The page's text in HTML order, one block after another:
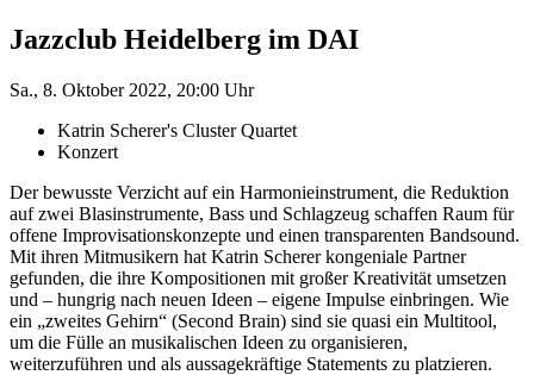
Jazzclub Heidelberg im DAI
Sa., 8. Oktober 2022, 20:00 Uhr
Katrin Scherer's Cluster Quartet
Konzert
Der bewusste Verzicht auf ein Harmonieinstrument, die Reduktion
auf zwei Blasinstrumente, Bass und Schlagzeug schaffen Raum für
offene Improvisationskonzepte und einen transparenten Bandsound.
Mit ihren Mitmusikern hat Katrin Scherer kongeniale Partner
gefunden, die ihre Kompositionen mit großer Kreativität umsetzen
und – hungrig nach neuen Ideen – eigene Impulse einbringen. Wie
ein „zweites Gehirn“ (Second Brain) sind sie quasi ein Multitool,
um die Fülle an musikalischen Ideen zu organisieren,
weiterzuführen und als aussagekräftige Statements zu platzieren.